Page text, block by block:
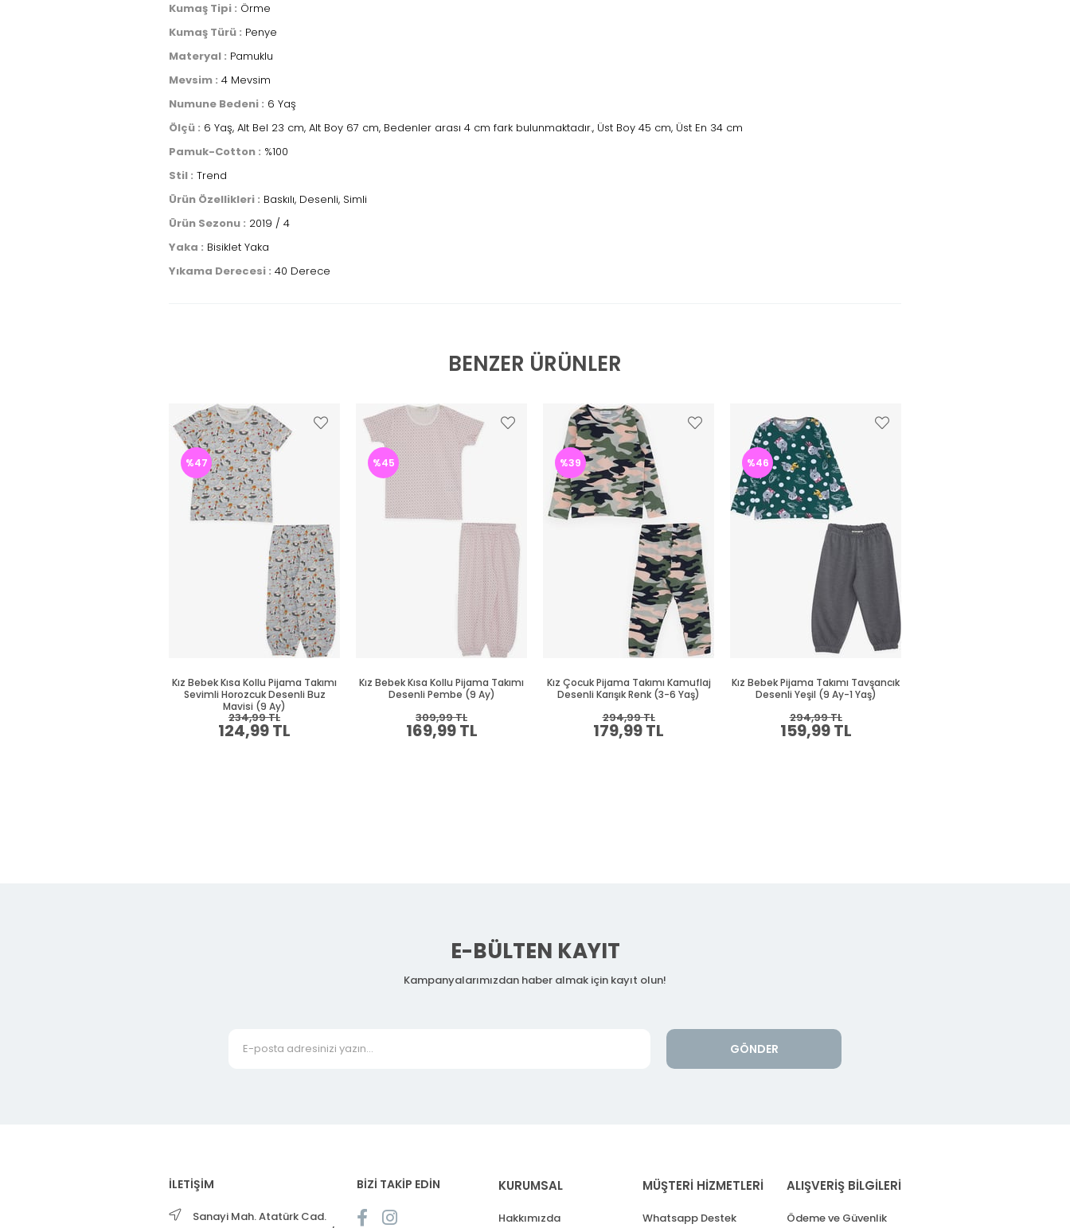
Kumaş Tipi : Örme
Kumaş Türü : Penye
Materyal : Pamuklu
Mevsim : 4 Mevsim
Numune Bedeni : 6 Yaş
Ölçü : 6 Yaş, Alt Bel 23 cm, Alt Boy 67 cm, Bedenler arası 4 cm fark bulunmaktadır., Üst Boy 45 cm, Üst En 34 cm
Pamuk-Cotton : %100
Stil : Trend
Ürün Özellikleri : Baskılı, Desenli, Simli
Ürün Sezonu : 2019 / 4
Yaka : Bisiklet Yaka
Yıkama Derecesi : 40 Derece
BENZER ÜRÜNLER
Kız Bebek Kısa Kollu Pijama Takımı
Sevimli Horozcuk Desenli Buz
Mavisi (9 Ay)
124,99 TL
234,99 TL
%47
Kız Bebek Kısa Kollu Pijama Takımı
Desenli Pembe (9 Ay)
169,99 TL
309,99 TL
%45
Kız Çocuk Pijama Takımı Kamuflaj
Desenli Karışık Renk (3-6 Yaş)
179,99 TL
294,99 TL
%39
Kız Bebek Pijama Takımı Tavşancık
Desenli Yeşil (9 Ay-1 Yaş)
159,99 TL
294,99 TL
%46
E-BÜLTEN KAYIT
Kampanyalarımızdan haber almak için kayıt olun!
GÖNDER
İLETİŞİM
Sanayi Mah. Atatürk Cad.
BİZİ TAKİP EDİN KURUMSAL
Hakkımızda
MÜŞTERİ HİZMETLERİ
Whatsapp Destek
ALIŞVERİŞ BİLGİLERİ
Ödeme ve Güvenlik